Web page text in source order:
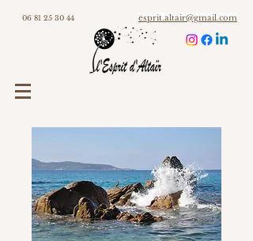
06 81 25 30 44 esprit.altair@gmail.com